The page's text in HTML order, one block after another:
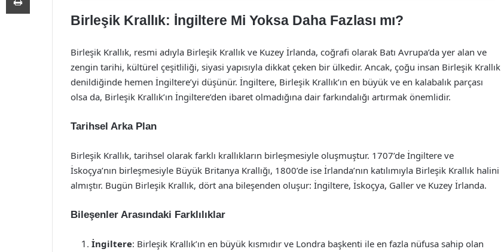
Birleşik Krallık: İngiltere Mi Yoksa Daha Fazlası mı?
Birleşik Krallık, resmi adıyla Birleşik Krallık ve Kuzey İrlanda, coğrafi olarak Batı Avrupa’da yer alan ve
zengin tarihi, kültürel çeşitliliği, siyasi yapısıyla dikkat çeken bir ülkedir. Ancak, çoğu insan Birleşik Krallık
denildiğinde hemen İngiltere’yi düşünür. İngiltere, Birleşik Krallık’ın en büyük ve en kalabalık parçası
olsa da, Birleşik Krallık’ın İngiltere’den ibaret olmadığına dair farkındalığı artırmak önemlidir.
Tarihsel Arka Plan
Birleşik Krallık, tarihsel olarak farklı krallıkların birleşmesiyle oluşmuştur. 1707’de İngiltere ve
İskoçya’nın birleşmesiyle Büyük Britanya Krallığı, 1800’de ise İrlanda’nın katılımıyla Birleşik Krallık halini
almıştır. Bugün Birleşik Krallık, dört ana bileşenden oluşur: İngiltere, İskoçya, Galler ve Kuzey İrlanda.
Bileşenler Arasındaki Farklılıklar
İngiltere: Birleşik Krallık’ın en büyük kısmıdır ve Londra başkenti ile en fazla nüfusa sahip olan